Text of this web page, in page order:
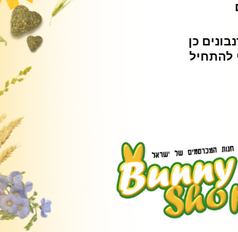
כן
להתחיל